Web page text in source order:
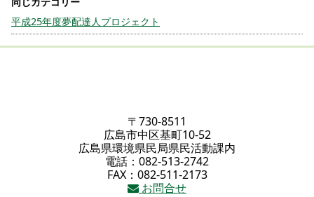
平成25年度夢配達人プロジェクト
〒730-8511
広島市中区基町10-52
広島県環境県民局県民活動課内
電話：082-513-2742
FAX：082-511-2173
お問合せ